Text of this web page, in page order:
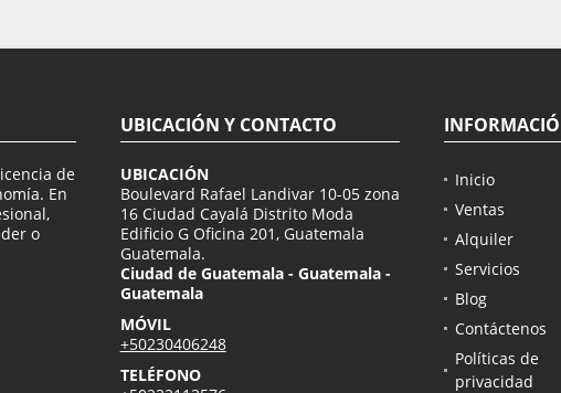
de
En
o
UBICACIÓN Y CONTACTO
UBICACIÓN
Boulevard Rafael Landivar 10-05 zona
16 Ciudad Cayalá Distrito Moda
Edificio G Oficina 201, Guatemala
Guatemala.
Ciudad de Guatemala - Guatemala -
Guatemala
MÓVIL
+50230406248
TELÉFONO
Inicio
Ventas
Alquiler
Servicios
Blog
Contáctenos
Políticas de
privacidad